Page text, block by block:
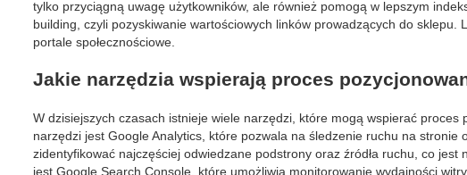
tylko przyciągną uwagę użytkowników, ale również pomogą w lepszym
building, czyli pozyskiwanie wartościowych linków prowadzących do
portale społecznościowe.
Jakie narzędzia wspierają proces
W dzisiejszych czasach istnieje wiele narzędzi, które mogą wspierać
narzędzi jest Google Analytics, które pozwala na śledzenie ruchu na
zidentyfikować najczęściej odwiedzane podstrony oraz źródła ruchu, co
jest Google Search Console, które umożliwia monitorowanie wydajności